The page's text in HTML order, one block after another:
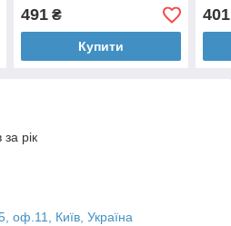
491₴
Купити
401
за рік
оф.11, Київ, Україна